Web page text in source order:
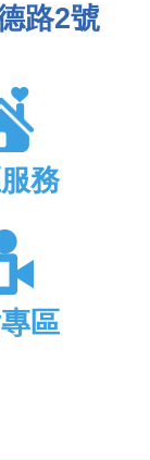
路2號
務
區